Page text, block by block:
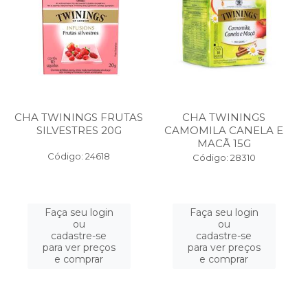
CHA TWININGS FRUTAS
SILVESTRES 20G
Código: 24618
Faça seu login
ou
cadastre-se
para ver preços
e comprar
CHA TWININGS
CAMOMILA CANELA E
MACÃ 15G
Código: 28310
Faça seu login
ou
cadastre-se
para ver preços
e comprar